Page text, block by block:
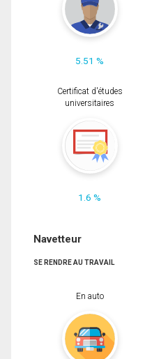
5.51 %
Certificat d'études
universitaires
1.6 %
Navetteur
SE RENDRE AU TRAVAIL
En auto